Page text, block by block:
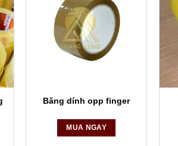
Băng dính opp finger
MUA NGAY